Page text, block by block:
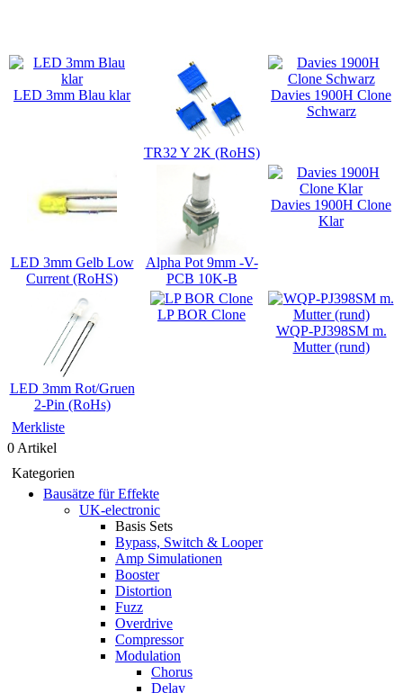
LED 3mm Blau klar
TR32 Y 2K (RoHS)
Davies 1900H Clone
Schwarz
LED 3mm Gelb Low
Current (RoHS)
Alpha Pot 9mm -V-
PCB 10K-B
Davies 1900H Clone
Klar
LED 3mm Rot/Gruen
2-Pin (RoHs)
LP BOR Clone
WQP-PJ398SM m.
Mutter (rund)
Merkliste
0 Artikel
Kategorien
Bausätze für Effekte
UK-electronic
Basis Sets
Bypass, Switch & Looper
Amp Simulationen
Booster
Distortion
Fuzz
Overdrive
Compressor
Modulation
Chorus
Delay